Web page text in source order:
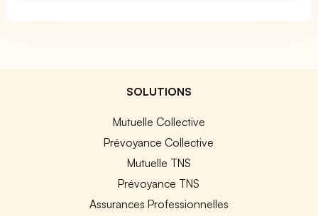
SOLUTIONS
Mutuelle Collective
Prévoyance Collective
Mutuelle TNS
Prévoyance TNS
Assurances Professionnelles